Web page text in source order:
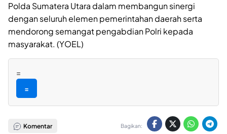
Polda Sumatera Utara dalam membangun sinergi
dengan seluruh elemen pemerintahan daerah serta
mendorong semangat pengabdian Polri kepada
masyarakat. (YOEL)
=
=
Komentar Bagikan: